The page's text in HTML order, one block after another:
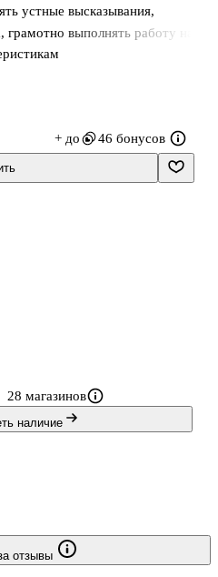
устные высказывания,
выполнять работу над
для школьников и их
+ до 46 бонусов
28 магазинов
наличие
отзывы